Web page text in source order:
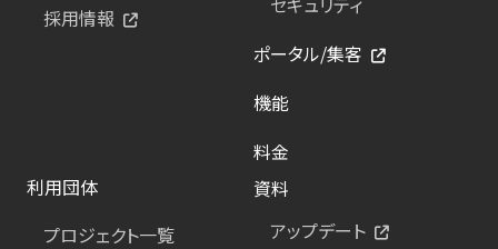
採用情報
ポータル/集客
機能
料金
利用団体
プロジェクト一覧
資料
アップデート